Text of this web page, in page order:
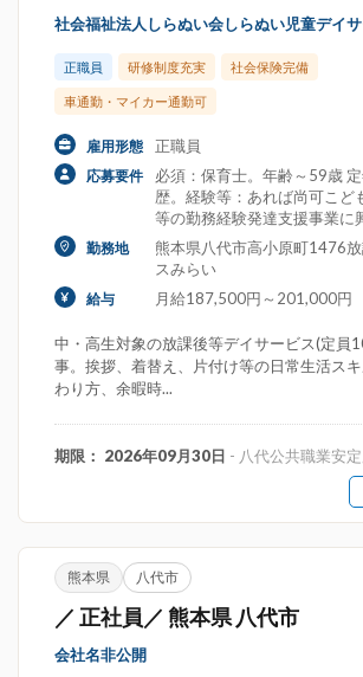
社会福祉法人しらぬい会しらぬい児童デイ
正職員 研修制度充実 社会保険完備
車通勤・マイカー通勤可
雇用形態 正職員
応募要件
必須：保育士。年齢～59歳
歴。経験等：あれば尚可こど
等の勤務経験発達支援事業に
勤務地
熊本県八代市高小原町1476
スみらい
給与 月給187,500円～201,000円
中・高生対象の放課後等デイサービス(定員
事。挨拶、着替え、片付け等の日常生活ス
わり方、余暇時...
期限： 2026年09月30日 - 八代公共職業安
熊本県 八代市
／ 正社員／ 熊本県 八代市
会社名非公開